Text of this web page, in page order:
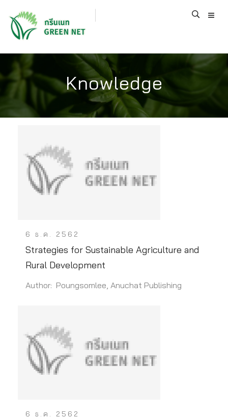
Knowledge
6 ธ.ค. 2562
Strategies for Sustainable Agriculture and
Rural Development
Author: Poungsomlee, Anuchat Publishing
6 ธ.ค. 2562